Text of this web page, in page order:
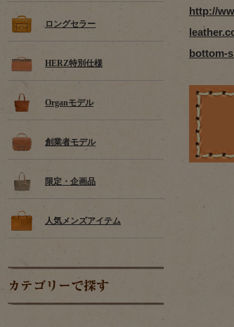
ロングセラー
HERZ特別仕様
Organモデル
創業者モデル
限定・企画品
人気メンズアイテム
カテゴリーで探す
http://
bottom-